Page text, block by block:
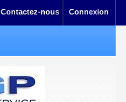
Connexion
Contactez-nous